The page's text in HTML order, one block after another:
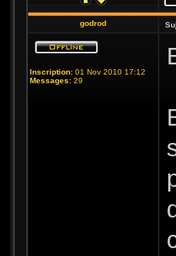
godrod
Inscription: 01 Nov 2010 17:12
Messages: 29